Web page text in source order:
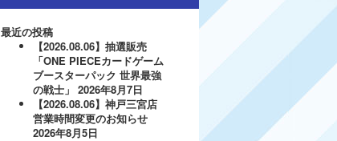
最近の投稿
【2026.08.06】抽選販売
「ONE PIECEカードゲーム
ブースターパック 世界最強
の戦士」 2026年8月7日
【2026.08.06】神戸三宮店
営業時間変更のお知らせ
2026年8月5日